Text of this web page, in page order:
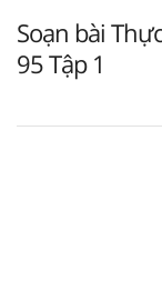
Soạn bài
95 Tập 1